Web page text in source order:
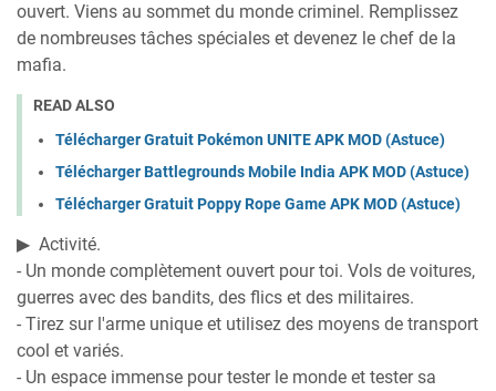
ouvert. Viens au sommet du monde criminel. Remplissez
de nombreuses tâches spéciales et devenez le chef de la
mafia.
READ ALSO
Télécharger Gratuit Pokémon UNITE APK MOD (Astuce)
Télécharger Battlegrounds Mobile India APK MOD (Astuce)
Télécharger Gratuit Poppy Rope Game APK MOD (Astuce)
▶ ️ Activité.
- Un monde complètement ouvert pour toi. Vols de voitures,
guerres avec des bandits, des flics et des militaires.
- Tirez sur l'arme unique et utilisez des moyens de transport
cool et variés.
- Un espace immense pour tester le monde et tester sa